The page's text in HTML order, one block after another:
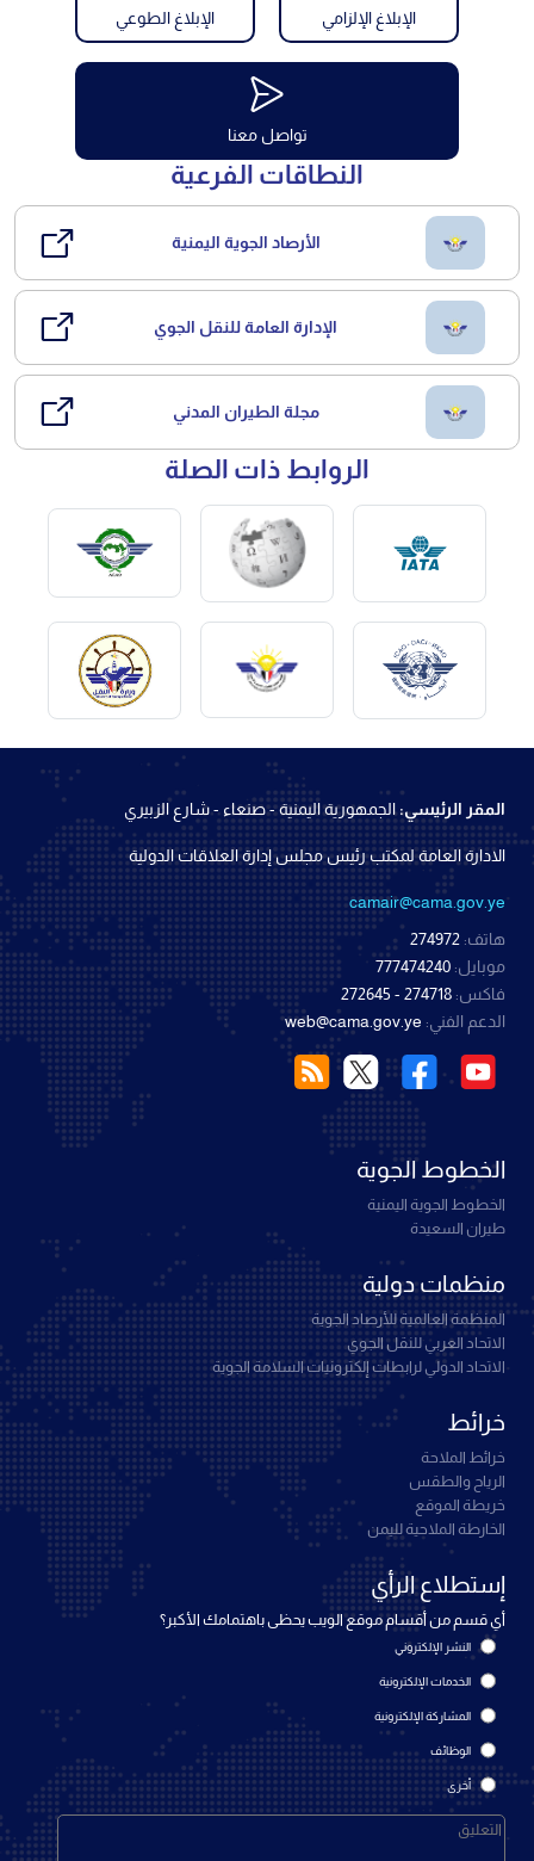
الإبلاغ الإلزامي الإبلاغ الطوعي
تواصل معنا
النطاقات الفرعية
الأرصاد الجوية اليمنية
الإدارة العامة للنقل الجوي
مجلة الطيران المدني
الروابط ذات الصلة
المقر الرئيسي:الجمهورية اليمنية - صنعاء - شارع الزبيري
الادارة العامة لمكتب رئيس مجلس إدارة العلاقات الدولية
camair@cama.gov.ye
هاتف: 274972
موبايل: 777474240
فاكس: 274718 - 272645
الدعم الفني: web@cama.gov.ye
الخطوط الجوية
الخطوط الجوية اليمنية
طيران السعيدة
منظمات دولية
المنظمة العالمية للأرصاد الجوية
الاتحاد العربي للنقل الجوي
الاتحاد الدولي لرابطات إلكترونيات السلامة الجوية
خرائط
خرائط الملاحة
الرياح والطقس
خريطة الموقع
الخارطة الملاحية لليمن
إستطلاع الرأي
أي قسم من أقسام موقع الويب يحظى باهتمامك الأكبر؟
النشر الإلكتروني
الخدمات الإلكترونية
المشاركة الإلكترونية
الوظائف
أخرى